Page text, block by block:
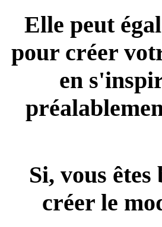
Elle peut
pour créer
en
Si, vous
créer le